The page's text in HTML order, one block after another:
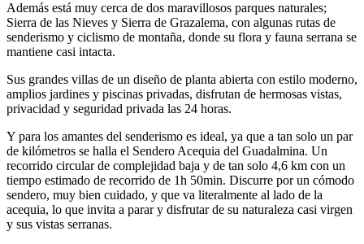
Además está muy cerca de dos maravillosos parques naturales;
Sierra de las Nieves y Sierra de Grazalema, con algunas rutas de
senderismo y ciclismo de montaña, donde su flora y fauna serrana se
mantiene casi intacta.
Sus grandes villas de un diseño de planta abierta con estilo moderno,
amplios jardines y piscinas privadas, disfrutan de hermosas vistas,
privacidad y seguridad privada las 24 horas.
Y para los amantes del senderismo es ideal, ya que a tan solo un par
de kilómetros se halla el Sendero Acequia del Guadalmina. Un
recorrido circular de complejidad baja y de tan solo 4,6 km con un
tiempo estimado de recorrido de 1h 50min. Discurre por un cómodo
sendero, muy bien cuidado, y que va literalmente al lado de la
acequia, lo que invita a parar y disfrutar de su naturaleza casi virgen
y sus vistas serranas.